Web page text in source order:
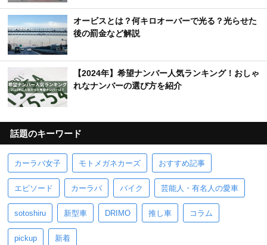
オービスとは？何キロオーバーで光る？光らせた
後の罰金など解説
【2024年】希望ナンバー人気ランキング！おしゃ
れなナンバーの選び方を紹介
話題のキーワード
カーラバ女子 モトメガネカーズ おすすめ記事
エピソード カーラバ バイク 芸能人・有名人の愛車
sotoshiru 新型車 DRIMO 推し車 コラム
pickup 新着